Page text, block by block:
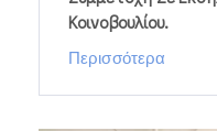
Κοινοβουλίου.
Περισσότερα